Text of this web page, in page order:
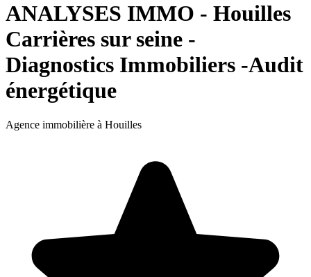
ANALYSES IMMO - Houilles
Carrières sur seine -
Diagnostics Immobiliers -Audit
énergétique
Agence immobilière à Houilles